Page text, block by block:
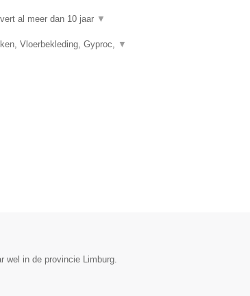
al meer dan 10 jaar ▼
Vloerbekleding, Gyproc, ▼
wel in de provincie Limburg.